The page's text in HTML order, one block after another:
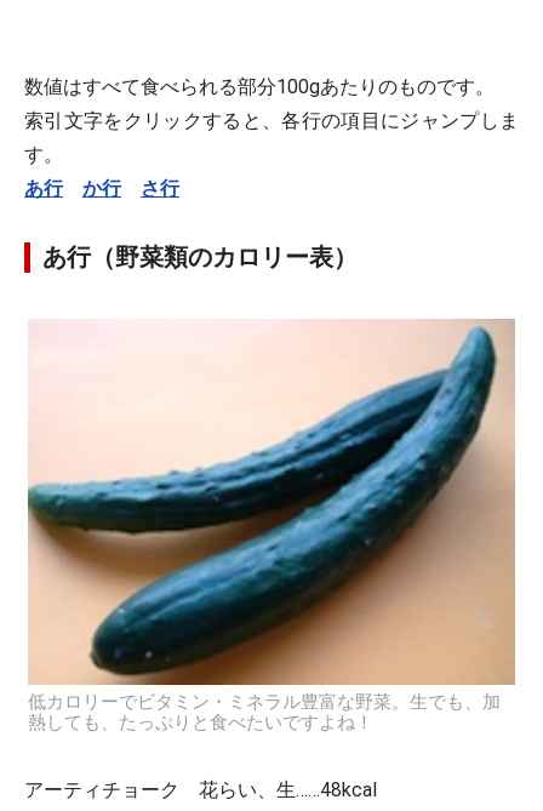
数値はすべて食べられる部分100gあたりのものです。
索引文字をクリックすると、各行の項目にジャンプしま
す。
あ行
か行 さ行
あ行（野菜類のカロリー表）
低カロリーでビタミン・ミネラル豊富な野菜。生でも、加
熱しても、たっぷりと食べたいですよね！
アーティチョーク 花らい、生……48kcal